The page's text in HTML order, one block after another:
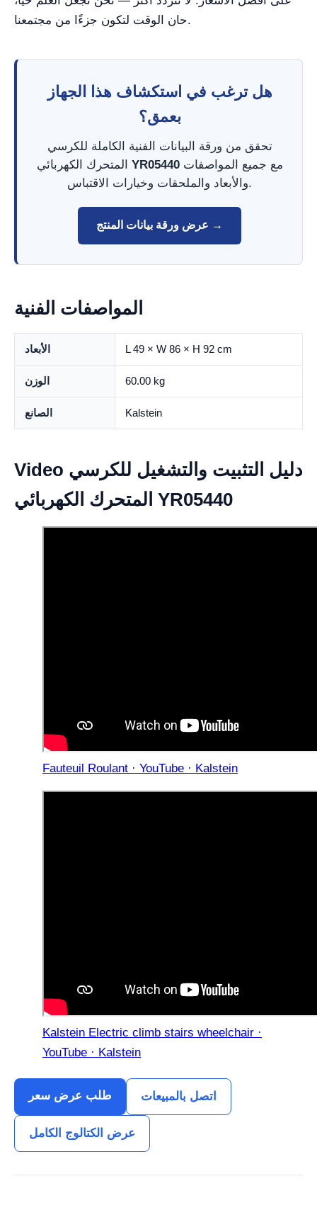
حان الوقت لتكون جزءًا من مجتمعنا.
هل ترغب في استكشاف هذا الجهاز
بعمق؟
تحقق من ورقة البيانات الفنية الكاملة للكرسي
YR05440مع جميع المواصفات
والأبعاد والملحقات وخيارات الاقتباس.
عرض ورقة بيانات المنتج →
المواصفات الفنية
الأبعاد L 49 × W 86 × H 92 cm
الوزن 60.00 kg
الصانع Kalstein
Video دليل التثبيت والتشغيل للكرسي
المتحرك الكهربائي YR05440
Fauteuil Roulant · YouTube · Kalstein
Kalstein Electric climb stairs wheelchair ·
YouTube · Kalstein
طلب عرض سعر اتصل بالمبيعات
عرض الكتالوج الكامل